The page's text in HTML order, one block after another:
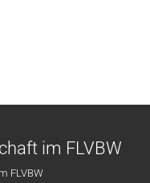
im FLVBW
FLVBW